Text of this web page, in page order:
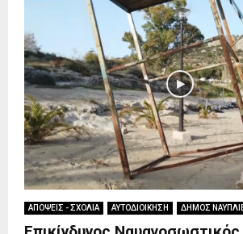
ΑΠΟΨΕΙΣ - ΣΧΟΛΙΑ ΑΥΤΟΔΙΟΙΚΗΣΗ ΔΗΜΟΣ